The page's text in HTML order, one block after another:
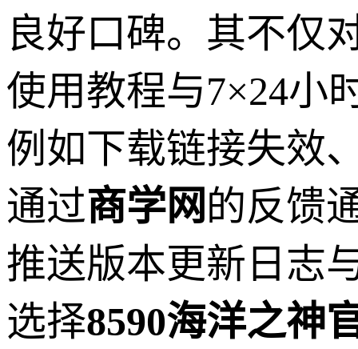
良好口碑。其不仅
使用教程与7×24小
例如下载链接失效
通过商学网 的反馈
推送版本更新日志
选择8590海洋之神